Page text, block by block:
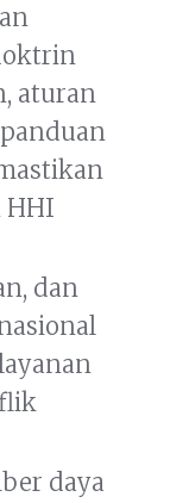
aturan
HHI
dan
daya